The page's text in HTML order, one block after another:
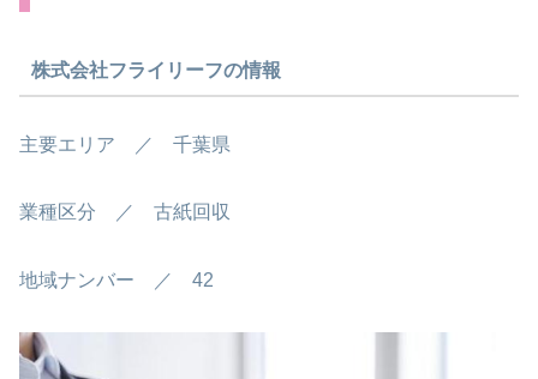
株式会社フライリーフの情報
主要エリア ／ 千葉県
業種区分 ／ 古紙回収
地域ナンバー ／ 42